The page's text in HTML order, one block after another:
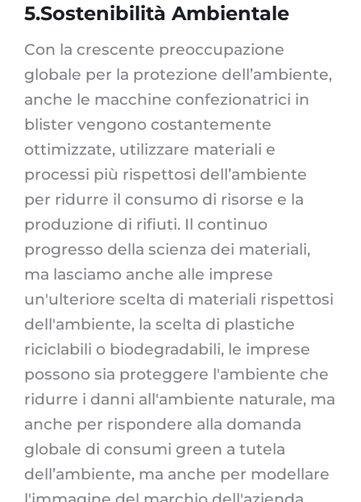
5.Sostenibilità Ambientale
Con la crescente preoccupazione
globale per la protezione dell’ambiente,
anche le macchine confezionatrici in
blister vengono costantemente
ottimizzate, utilizzare materiali e
processi più rispettosi dell’ambiente
per ridurre il consumo di risorse e la
produzione di rifiuti. Il continuo
progresso della scienza dei materiali,
ma lasciamo anche alle imprese
un'ulteriore scelta di materiali rispettosi
dell'ambiente, la scelta di plastiche
riciclabili o biodegradabili, le imprese
possono sia proteggere l'ambiente che
ridurre i danni all'ambiente naturale, ma
anche per rispondere alla domanda
globale di consumi green a tutela
dell’ambiente, ma anche per modellare